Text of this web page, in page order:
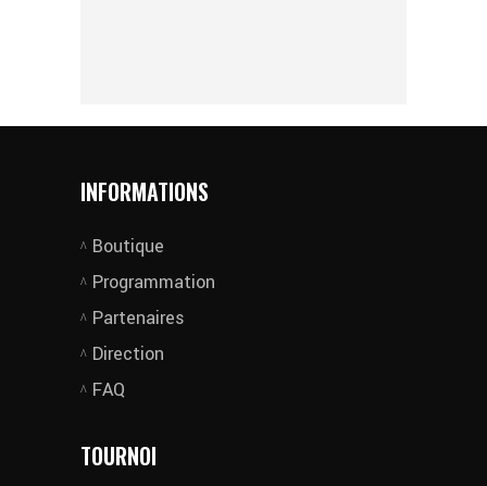
INFORMATIONS
Boutique
Programmation
Partenaires
Direction
FAQ
TOURNOI